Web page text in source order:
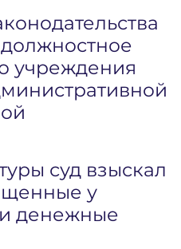
учреждения
суд взыскал
у
денежные